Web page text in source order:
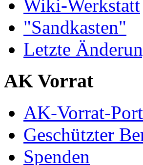
Wiki-Werkstatt
"Sandkasten"
Letzte
AK Vorrat
AK-Vorrat-
Geschützter
Spenden